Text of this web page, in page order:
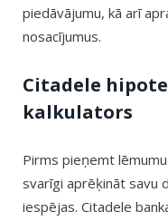
piedāvājumu, kā arī
nosacījumus.
Citadele
kalkulators
Pirms pieņemt
svarīgi aprēķināt savu
iespējas. Citadele